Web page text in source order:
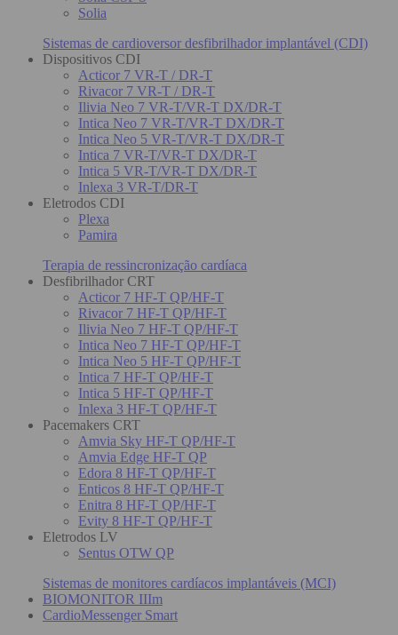
Solia
Sistemas de cardioversor desfibrilhador implantável (CDI)
Dispositivos CDI
Acticor 7 VR-T / DR-T
Rivacor 7 VR-T / DR-T
Ilivia Neo 7 VR-T/VR-T DX/DR-T
Intica Neo 7 VR-T/VR-T DX/DR-T
Intica Neo 5 VR-T/VR-T DX/DR-T
Intica 7 VR-T/VR-T DX/DR-T
Intica 5 VR-T/VR-T DX/DR-T
Inlexa 3 VR-T/DR-T
Eletrodos CDI
Plexa
Pamira
Terapia de ressincronização cardíaca
Desfibrilhador CRT
Acticor 7 HF-T QP/HF-T
Rivacor 7 HF-T QP/HF-T
Ilivia Neo 7 HF-T QP/HF-T
Intica Neo 7 HF-T QP/HF-T
Intica Neo 5 HF-T QP/HF-T
Intica 7 HF-T QP/HF-T
Intica 5 HF-T QP/HF-T
Inlexa 3 HF-T QP/HF-T
Pacemakers CRT
Amvia Sky HF-T QP/HF-T
Amvia Edge HF-T QP
Edora 8 HF-T QP/HF-T
Enticos 8 HF-T QP/HF-T
Enitra 8 HF-T QP/HF-T
Evity 8 HF-T QP/HF-T
Eletrodos LV
Sentus OTW QP
Sistemas de monitores cardíacos implantáveis (MCI)
BIOMONITOR IIIm
CardioMessenger Smart